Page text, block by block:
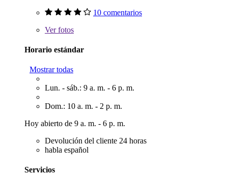
10 comentarios
Verfotos
Horario estándar
Mostrar todas
Lun. - sáb.: 9 a. m. - 6 p. m.
Dom.: 10 a. m. - 2 p. m.
Hoy abierto de 9 a. m. - 6 p. m.
Devolución del cliente 24 horas
habla español
Servicios